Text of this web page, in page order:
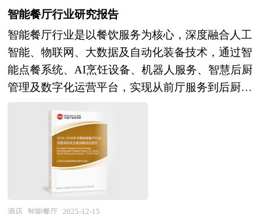
战、行业的发展建议、行业竞争力，以及行业的投
资分析和趋势预测等等。报告还综合了团餐行业的
整体发展动态，对行业在产品方面提供了参考建议
和具体解决办法。报告对于团餐产品生产企业、经
销商、行业管理部门以及拟进入该行业的投资者具
律、提高企业的运营效率、促进企业的发展壮大有
学术和实践的双重意义。
度市场调研、技术路径论证与商业模式创新设计，
为项目方构建契合"十五五"产业升级导向、顺应全
球绿色智能发展趋势的餐厨设备产业投资运营方
案，精准把握餐饮业现代化转型的结构性机遇。
本研究咨询报告由中研普华咨询公司领衔撰写，在
大量周密的市场调研基础上，主要依据了国家统计
局、国家商务部、国家发改委、国家经济信息中
心、国务院发展研究中心、国家海关总署、全国商
业信息中心、中国经济景气监测中心、中国行业研
究网、全国及海外相关报刊杂志的基础信息以及餐
厨设备行业研究单位等公布和提供的大量资料。报
企业在新产品入市前需要对相关产品的市场做整体
分析，了解竞争对手的市场状况，了解消费者的消
费状况，给新产品找准市场切入点，实现企业预期
目标。中研普华通过多个新产品上市调查项目的研
究，对新品上市前企业找准市场定位和产品定位有
做不同的研究解决方案。针对普通的研究需求，公
司运用国际认可的独创研究产品和统计分析方法
论，用来提供广泛的标准化数据和比较数据。如果
研究要求比较特殊，我们会针对特定市场专门设计
研究解决方案。我们的研究人员熟悉各种访问方法
的优缺点和适用的范围，在项目设计中能够灵活选
将历经两个阶段：第一个阶段，到2035年基本实现
国建成富强民主文明和谐美丽的社会主义现代化强
国。科学编制“十五五”规划，对持续推进经济社会
高质量发展、有效应对国内外复杂多变形势、满足
人民群众日益增长的美好生活需要意义重大，是党
和国家治国理政、引领发展方向的重要举措。 五
年规划是国家对经济社会发展的顶层设计，也是一
种纲领性文件。目前中国也是世界上编制五年规划
（计划）最多的国家。中研普华产业研究院在对未
来“十五五”时期社会经济发展形势和政策带动的发
展目标作进一步研究研判，并从2025年上半年开始
智能餐厅行业研究报告
智能餐厅行业是以餐饮服务为核心，深度融合人工
智能、物联网、大数据及自动化装备技术，通过智
能点餐系统、AI烹饪设备、机器人服务、智慧后厨
管理及数字化运营平台，实现从前厅服务到后厨生
态。作为传统餐饮业数字化转型的最高阶形态，智
能餐厅不仅是对人力成本高企、运营效率低下、食
品安全风险等行业痛点的系统性破解，更是重构餐
饮价值链、重塑消费体验、推动服务业高质量发展
的战略载体。其产品形态涵盖无人餐厅、智能快餐
厅、智慧中央厨房、AI烹饪工作室等多元场景，是
酒店 智能餐厅 2025-12-15